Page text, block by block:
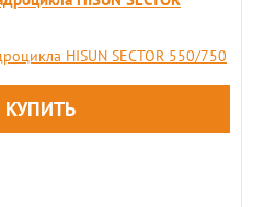
HISUN SECTOR 550/750